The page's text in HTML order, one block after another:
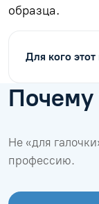
образца.
Для кого этот
Почему
Не «для
профессию.